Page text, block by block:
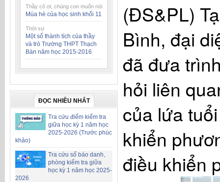
Thầy cô ơi, chúng con muốn nói
Mùa hè của học sinh khối 11
Thời sự
Một số thành tích của thầy
và trò Trường THPT Thạch
Bàn năm học 2015-2016
ĐỌC NHIỀU NHẤT
Tra cứu điểm kiểm tra
giữa học kỳ 1 năm học
2025-2026 (Trước phúc
khảo)
Tra cứu số báo danh,
phòng kiểm tra giữa
học kỳ 1 năm học 2025-
2026
(ĐS&PL)
Bình, đại
đã đưa
hỏi liên
của lứa
khiển
điều khiển